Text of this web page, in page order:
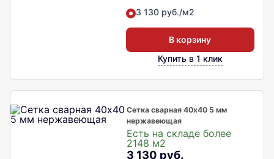
3 130 руб./м2
В корзину
Купить в 1 клик
Сетка сварная 40х40 5 мм
нержавеющая
Есть на складе более
2148 м2
3 130 руб.